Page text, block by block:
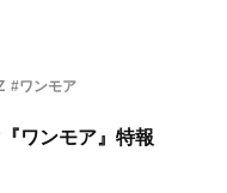
#ワンモア
『ワンモア』特報